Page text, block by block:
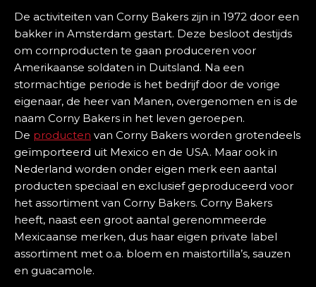
De activiteiten van Corny Bakers zijn in 1972 door een
bakker in Amsterdam gestart. Deze besloot destijds
om cornproducten te gaan produceren voor
Amerikaanse soldaten in Duitsland. Na een
stormachtige periode is het bedrijf door de vorige
eigenaar, de heer van Manen, overgenomen en is de
naam Corny Bakers in het leven geroepen.
De producten van Corny Bakers worden grotendeels
geïmporteerd uit Mexico en de USA. Maar ook in
Nederland worden onder eigen merk een aantal
producten speciaal en exclusief geproduceerd voor
het assortiment van Corny Bakers. Corny Bakers
heeft, naast een groot aantal gerenommeerde
Mexicaanse merken, dus haar eigen private label
assortiment met o.a. bloem en maistortilla’s, sauzen
en guacamole.